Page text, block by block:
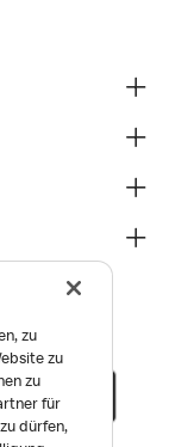
zu
zu
zu
für
dürfen,